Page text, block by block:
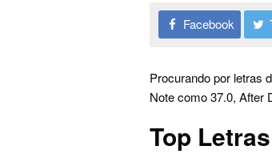
Facebook
Procurando por letras
Note como 37.0, After
Top